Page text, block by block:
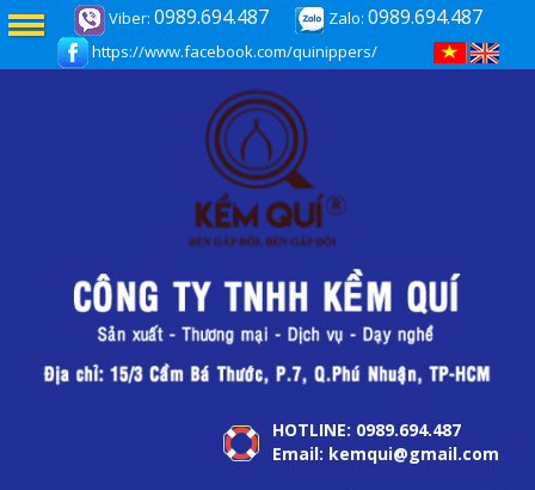
Viber: 0989.694.487 Zalo: 0989.694.487
https://www.facebook.com/quinippers/
HOTLINE: 0989.694.487
Email: kemqui@gmail.com